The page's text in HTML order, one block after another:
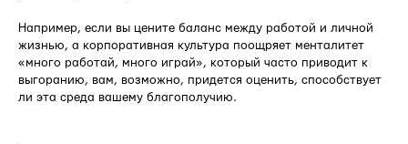
Например, если вы цените баланс между работой и личной
жизнью, а корпоративная культура поощряет менталитет
«много работай, много играй», который часто приводит к
выгоранию, вам, возможно, придется оценить, способствует
ли эта среда вашему благополучию.